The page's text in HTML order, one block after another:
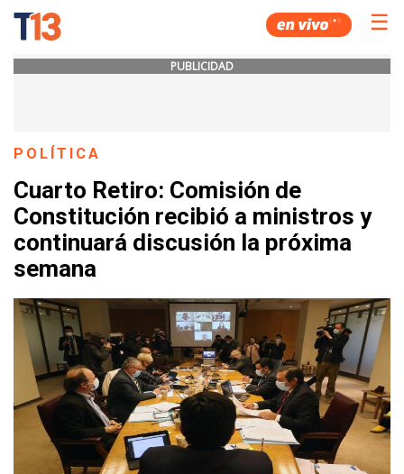
☰
PUBLICIDAD
POLÍTICA
Cuarto Retiro: Comisión de
Constitución recibió a ministros y
continuará discusión la próxima
semana